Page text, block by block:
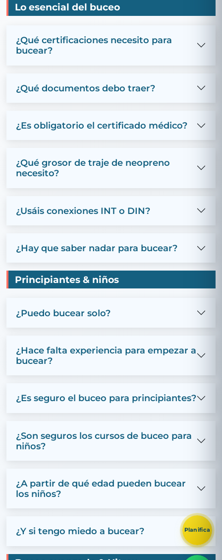
Lo esencial del buceo
¿Qué certificaciones necesito para
bucear?
¿Qué documentos debo traer?
¿Es obligatorio el certificado médico?
¿Qué grosor de traje de neopreno
necesito?
¿Usáis conexiones INT o DIN?
¿Hay que saber nadar para bucear?
Principiantes & niños
¿Puedo bucear solo?
¿Hace falta experiencia para empezar a
bucear?
¿Es seguro el buceo para principiantes?
¿Son seguros los cursos de buceo para
niños?
¿A partir de qué edad pueden bucear
los niños?
¿Y si tengo miedo a bucear? Planifica